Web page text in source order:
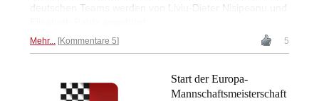
deutschen Teams werden von Liviu-Dieter Nisipeanu und
Mehr... Kommentare 5 5
Start der Europa-
Mannschaftsmeisterschaft